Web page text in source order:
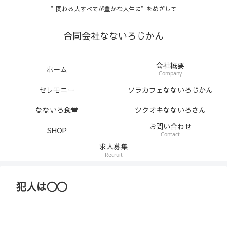
”関わる人すべてが豊かな人生に”をめざして
合同会社なないろじかん
ホーム 会社概要
Company
セレモニー
ソラカフェなないろじかん
なないろ食堂
ツクオキなないろさん
SHOP
お問い合わせ
Contact
求人募集
Recruit
犯人は〇〇